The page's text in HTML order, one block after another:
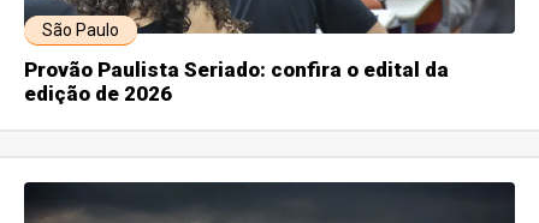
São Paulo
Provão Paulista Seriado: confira o edital da
edição de 2026